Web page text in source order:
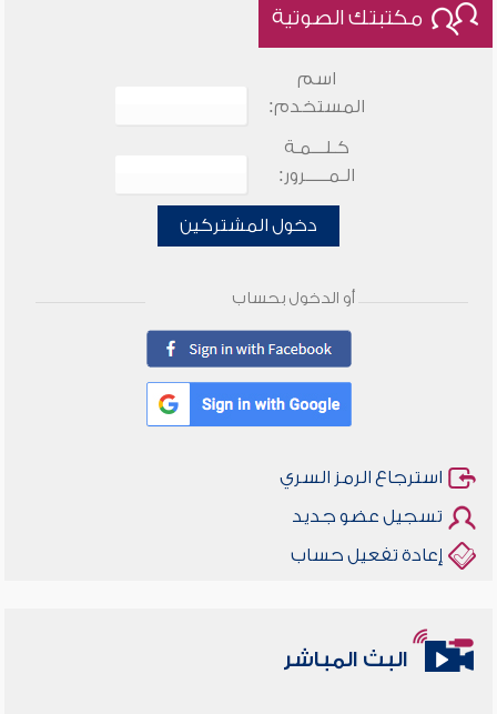
مكتبتك الصوتية
اسم
المستخدم:
كـلـــمـة
الـمـــــرور:
دخول المشتركين
أو الدخول بحساب
استرجاع الرمز السري
تسجيل عضو جديد
إعادة تفعيل حساب
البث المباشر